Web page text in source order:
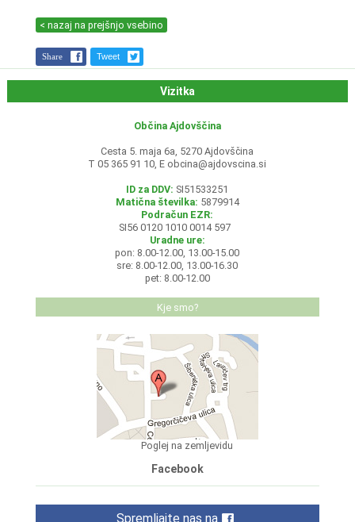
< nazaj na prejšnjo vsebino
Share Tweet
Vizitka
Občina Ajdovščina
Cesta 5. maja 6a, 5270 Ajdovščina
T 05 365 91 10, E obcina@ajdovscina.si
ID za DDV: SI51533251
Matična številka: 5879914
Podračun EZR:
SI56 0120 1010 0014 597
Uradne ure:
pon: 8.00-12.00, 13.00-15.00
sre: 8.00-12.00, 13.00-16.30
pet: 8.00-12.00
Kje smo?
Poglej na zemljevidu
Facebook
Spremljajte nas na